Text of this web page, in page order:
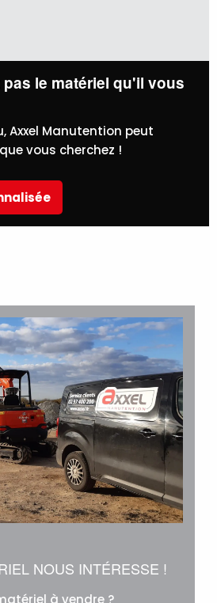
le matériel qu'il vous
Axxel Manutention peut
vous cherchez !
NOUS INTÉRESSE !
à vendre ?